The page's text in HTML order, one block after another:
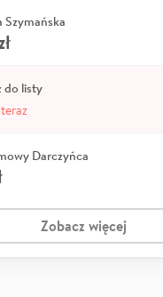
Szymańska
do listy
Darczyńca
Zobacz więcej